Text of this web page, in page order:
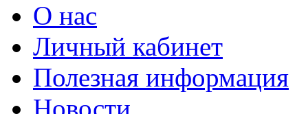
О нас
Личный кабинет
Полезная информация